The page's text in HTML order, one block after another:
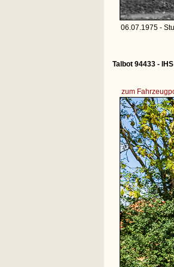
06.07.1975 -
Talbot 94433 -
zum